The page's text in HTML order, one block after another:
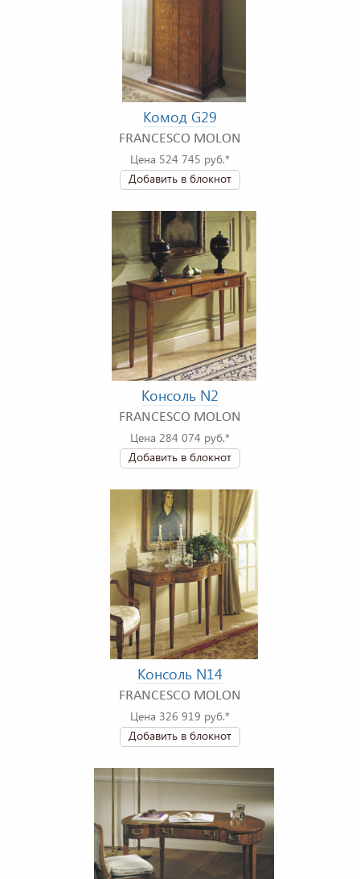
Комод G29
FRANCESCO MOLON
Цена 524 745 руб.*
Добавить в блокнот
Консоль N2
FRANCESCO MOLON
Цена 284 074 руб.*
Добавить в блокнот
Консоль N14
FRANCESCO MOLON
Цена 326 919 руб.*
Добавить в блокнот